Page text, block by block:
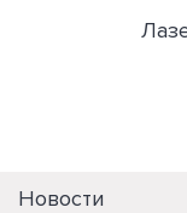
Новости